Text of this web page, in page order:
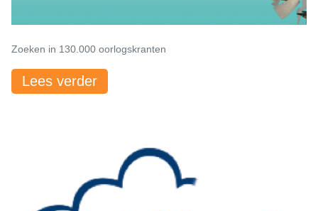
Zoeken in 130.000 oorlogskranten
Lees verder